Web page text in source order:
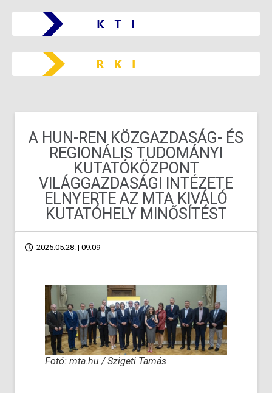
A HUN-REN KÖZGAZDASÁG- ÉS
REGIONÁLIS TUDOMÁNYI
KUTATÓKÖZPONT
VILÁGGAZDASÁGI INTÉZETE
ELNYERTE AZ MTA KIVÁLÓ
KUTATÓHELY MINŐSÍTÉST
2025.05.28. | 09:09
Fotó: mta.hu / Szigeti Tamás